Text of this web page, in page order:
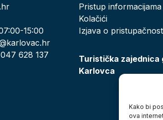
Kako bi
ova
15:00
628 137
Pristup informacijama
Kolačići
Izjava o
Turistička zajednica
Karlovca